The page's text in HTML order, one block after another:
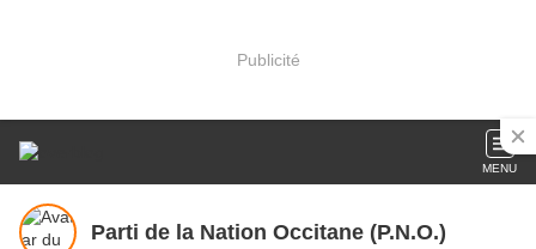
Publicité
MENU
Parti de la Nation Occitane (P.N.O.)